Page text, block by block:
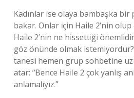
Kadınlar ise olaya bambaşka
bakar. Onlar için Haile 2’nin olup
Haile 2’nin ne hissettiği
göz önünde olmak
tanesi hemen grup sohbetine
atar: “Bence Haile 2 çok yanlış
anlamalıyız.”